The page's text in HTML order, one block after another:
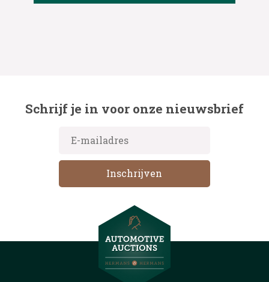
Schrijf je in voor onze nieuwsbrief